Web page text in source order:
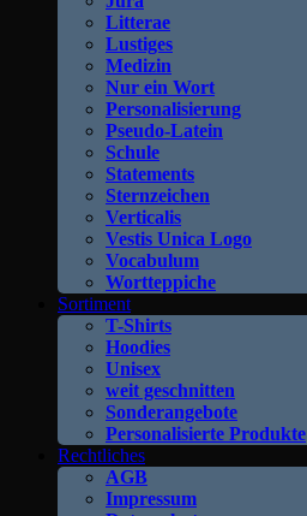
Litterae
Lustiges
Medizin
Nur ein Wort
Personalisierung
Pseudo-Latein
Schule
Statements
Sternzeichen
Verticalis
Vestis Unica Logo
Vocabulum
Wortteppiche
Sortiment
T-Shirts
Hoodies
Unisex
weit geschnitten
Sonderangebote
Personalisierte Produkte
Rechtliches
AGB
Impressum